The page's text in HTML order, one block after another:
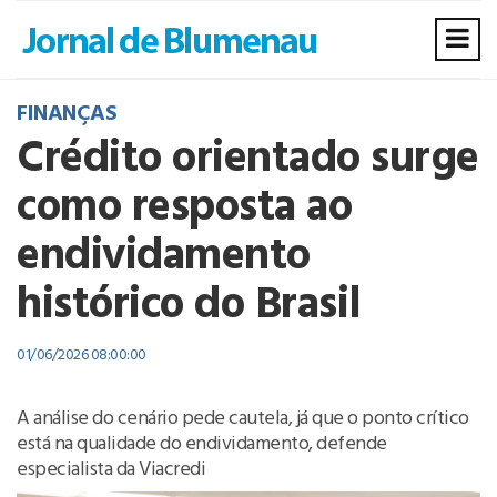
FINANÇAS
Crédito orientado surge
como resposta ao
endividamento
histórico do Brasil
01/06/2026 08:00:00
A análise do cenário pede cautela, já que o ponto crítico
está na qualidade do endividamento, defende
especialista da Viacredi